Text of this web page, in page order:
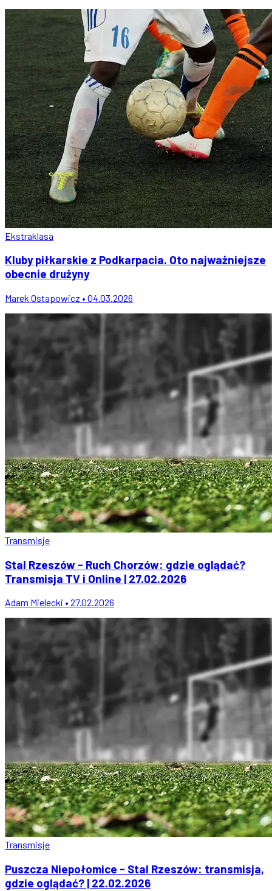
Ekstraklasa
Kluby piłkarskie z Podkarpacia. Oto najważniejsze
obecnie drużyny
Marek Ostapowicz • 04.03.2026
Transmisje
Stal Rzeszów - Ruch Chorzów: gdzie oglądać?
Transmisja TV i Online | 27.02.2026
Adam Mielecki • 27.02.2026
Transmisje
Puszcza Niepołomice - Stal Rzeszów: transmisja,
gdzie oglądać? | 22.02.2026